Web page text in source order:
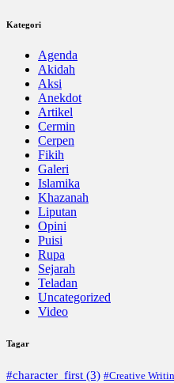
Kategori
Agenda
Akidah
Aksi
Anekdot
Artikel
Cermin
Cerpen
Fikih
Galeri
Islamika
Khazanah
Liputan
Opini
Puisi
Rupa
Sejarah
Teladan
Uncategorized
Video
Tagar
#character_first (3) #Creative